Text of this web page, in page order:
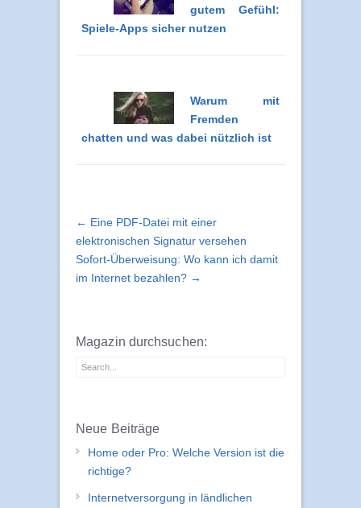
gutem Gefühl:
Spiele-Apps sicher nutzen
Warum mit
Fremden
chatten und was dabei nützlich ist
← Eine PDF-Datei mit einer
elektronischen Signatur versehen
Sofort-Überweisung: Wo kann ich damit
im Internet bezahlen? →
Magazin durchsuchen:
Neue Beiträge
Home oder Pro: Welche Version ist die
richtige?
Internetversorgung in ländlichen